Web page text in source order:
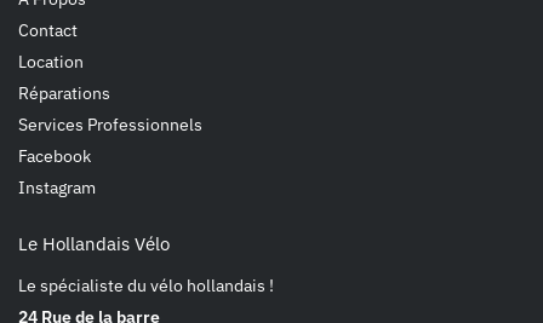
Contact
Location
Réparations
Services Professionnels
Facebook
Instagram
Le Hollandais Vélo
Le spécialiste du vélo hollandais !
24 Rue de la barre